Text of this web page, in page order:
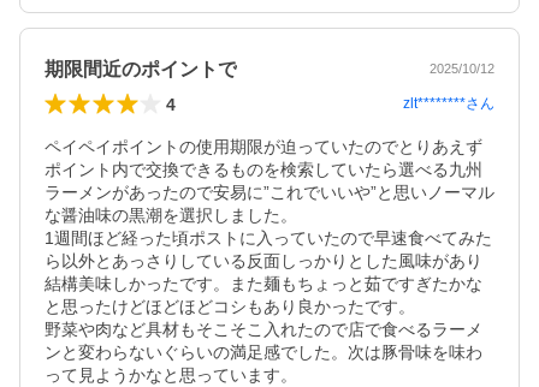
期限間近のポイントで 2025/10/12
4 zlt********さん
ペイペイポイントの使用期限が迫っていたのでとりあえず
ポイント内で交換できるものを検索していたら選べる九州
ラーメンがあったので安易に”これでいいや”と思いノーマル
な醤油味の黒潮を選択しました。
1週間ほど経った頃ポストに入っていたので早速食べてみた
ら以外とあっさりしている反面しっかりとした風味があり
結構美味しかったです。また麺もちょっと茹ですぎたかな
と思ったけどほどほどコシもあり良かったです。
野菜や肉など具材もそこそこ入れたので店で食べるラーメ
ンと変わらないぐらいの満足感でした。次は豚骨味を味わ
って見ようかなと思っています。